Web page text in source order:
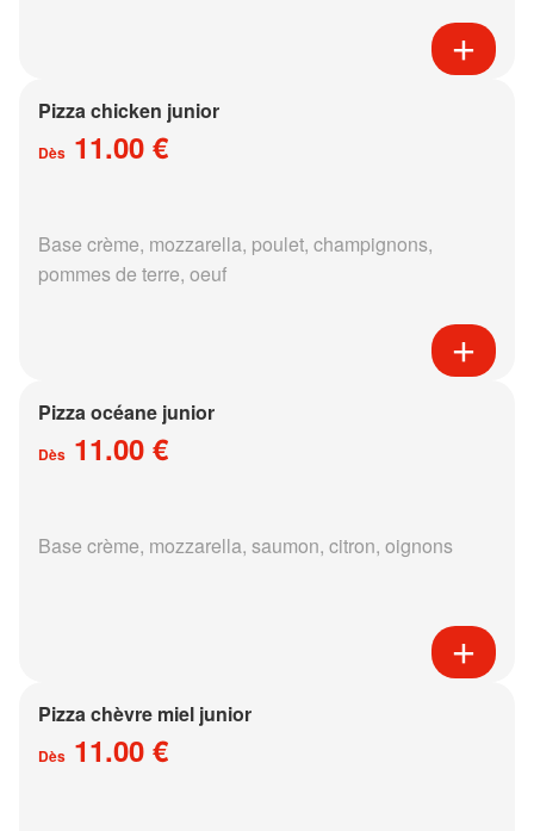
Pizza chicken junior
Dès 11.00 €
Base crème, mozzarella, poulet, champignons,
pommes de terre, oeuf
Pizza océane junior
Dès 11.00 €
Base crème, mozzarella, saumon, citron, oignons
Pizza chèvre miel junior
Dès 11.00 €